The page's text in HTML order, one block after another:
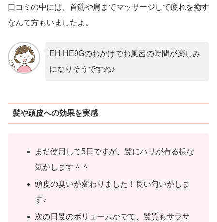
口コミの中には、首筋や肩までマッサージして疲れを癒す
なんて方もいましたよ。
EH-HE9Gのおかげでお風呂の時間が楽しみ
になりそうですね♪
髪や頭皮への効果を実感
まだ使用して5日ですが、髪にハリが有る様な
気がします＾＾
頭皮の臭いが変わりました！良い匂いがしま
す♪
次の日髪のボリュームかでて、髪質もサラサ